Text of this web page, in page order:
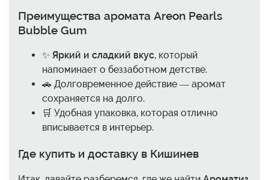
Преимущества аромата Areon Pearls
Bubble Gum
✨ Яркий и сладкий вкус, который
напоминает о беззаботном детстве.
🚗 Долговременное действие — аромат
сохраняется на долго.
🛒 Удобная упаковка, которая отлично
вписывается в интерьер.
Где купить и доставку в Кишинев